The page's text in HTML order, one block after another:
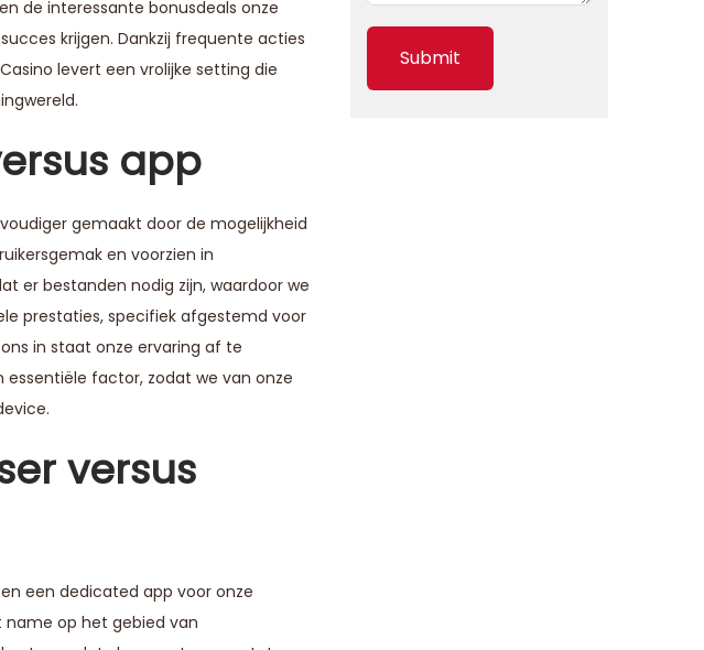
de interessante bonusdeals onze
krijgen. Dankzij frequente acties
levert een vrolijke setting die
app
gemaakt door de mogelijkheid
en voorzien in
er bestanden nodig zijn, waardoor we
prestaties, specifiek afgestemd voor
in staat onze ervaring af te
factor, zodat we van onze
versus
een dedicated app voor onze
name op het gebied van